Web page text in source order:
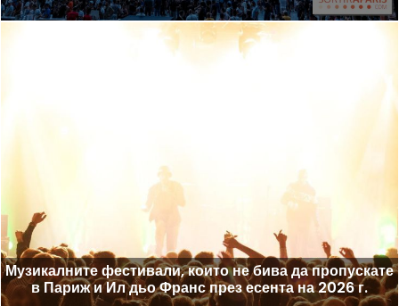
Музикалните фестивали, които не бива да пропускате
в Париж и Ил дьо Франс през есента на 2026 г.